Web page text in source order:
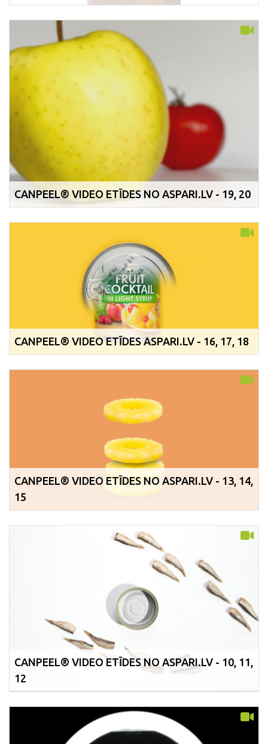
CANPEEL® VIDEO ETĪDES NO ASPARI.LV - 19, 20
CANPEEL® VIDEO ETĪDES ASPARI.LV - 16, 17, 18
CANPEEL® VIDEO ETĪDES NO ASPARI.LV - 13, 14,
15
CANPEEL® VIDEO ETĪDES NO ASPARI.LV - 10, 11,
12